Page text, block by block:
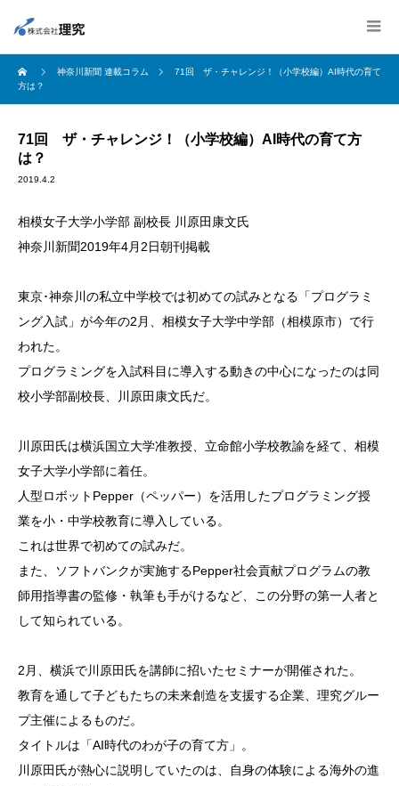
神奈川新聞 連載コラム
71回 ザ・チャレンジ！（小学校編）AI時代の育て
方は？
71回 ザ・チャレンジ！（小学校編）AI時代の育て方
は？
2019.4.2
相模女子大学小学部 副校長 川原田康文氏
神奈川新聞2019年4月2日朝刊掲載
東京･神奈川の私立中学校では初めての試みとなる「プログラミ
ング入試」が今年の2月、相模女子大学中学部（相模原市）で行
われた。
プログラミングを入試科目に導入する動きの中心になったのは同
校小学部副校長、川原田康文氏だ。
川原田氏は横浜国立大学准教授、立命館小学校教諭を経て、相模
女子大学小学部に着任。
人型ロボットPepper（ペッパー）を活用したプログラミング授
業を小・中学校教育に導入している。
これは世界で初めての試みだ。
また、ソフトバンクが実施するPepper社会貢献プログラムの教
師用指導書の監修・執筆も手がけるなど、この分野の第一人者と
して知られている。
2月、横浜で川原田氏を講師に招いたセミナーが開催された。
教育を通して子どもたちの未来創造を支援する企業、理究グルー
プ主催によるものだ。
タイトルは「AI時代のわが子の育て方」。
川原田氏が熱心に説明していたのは、自身の体験による海外の進